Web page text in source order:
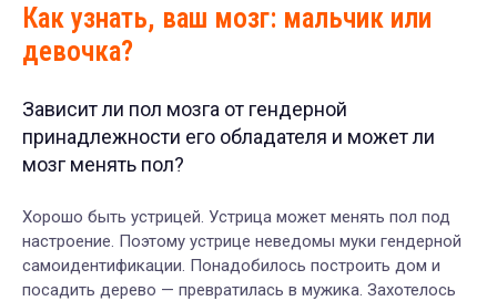
Как узнать, ваш мозг: мальчик или
девочка?
Зависит ли пол мозга от гендерной
принадлежности его обладателя и может ли
мозг менять пол?
Хорошо быть устрицей. Устрица может менять пол под
настроение. Поэтому устрице неведомы муки гендерной
самоидентификации. Понадобилось построить дом и
посадить дерево — превратилась в мужика. Захотелось